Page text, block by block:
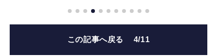
この記事へ戻る 4/11